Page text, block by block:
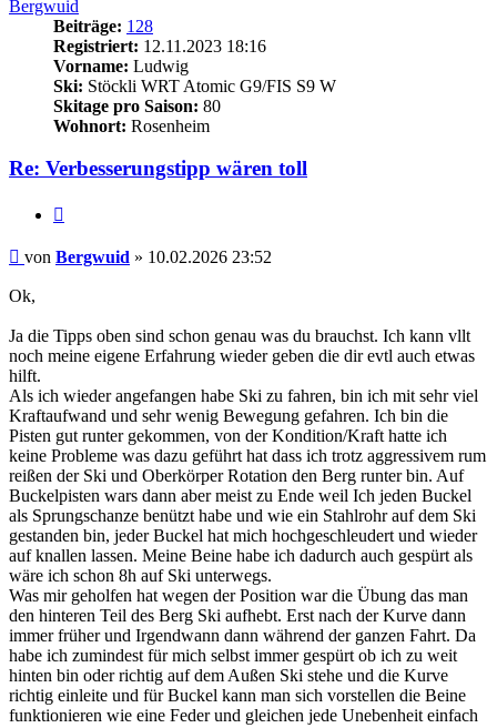
Bergwuid
Beiträge: 128
Registriert: 12.11.2023 18:16
Vorname: Ludwig
Ski: Stöckli WRT Atomic G9/FIS S9 W
Skitage pro Saison: 80
Wohnort: Rosenheim
Re: Verbesserungstipp wären toll
Beitrag
von Bergwuid » 10.02.2026 23:52
Ok,
Ja die Tipps oben sind schon genau was du brauchst. Ich kann vllt
noch meine eigene Erfahrung wieder geben die dir evtl auch etwas
hilft.
Als ich wieder angefangen habe Ski zu fahren, bin ich mit sehr viel
Kraftaufwand und sehr wenig Bewegung gefahren. Ich bin die
Pisten gut runter gekommen, von der Kondition/Kraft hatte ich
keine Probleme was dazu geführt hat dass ich trotz aggressivem rum
reißen der Ski und Oberkörper Rotation den Berg runter bin. Auf
Buckelpisten wars dann aber meist zu Ende weil Ich jeden Buckel
als Sprungschanze benützt habe und wie ein Stahlrohr auf dem Ski
gestanden bin, jeder Buckel hat mich hochgeschleudert und wieder
auf knallen lassen. Meine Beine habe ich dadurch auch gespürt als
wäre ich schon 8h auf Ski unterwegs.
Was mir geholfen hat wegen der Position war die Übung das man
den hinteren Teil des Berg Ski aufhebt. Erst nach der Kurve dann
immer früher und Irgendwann dann während der ganzen Fahrt. Da
habe ich zumindest für mich selbst immer gespürt ob ich zu weit
hinten bin oder richtig auf dem Außen Ski stehe und die Kurve
richtig einleite und für Buckel kann man sich vorstellen die Beine
funktionieren wie eine Feder und gleichen jede Unebenheit einfach